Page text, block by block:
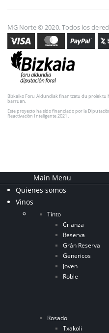
MG Norte © 2020. Todos los
Bizkaiko Foru Aldundiak finantzatu du proiektu
barruan.
Este proyecto ha sido financiado por la
Reactivación Inteligente 2021.
Main Menu
Quienes somos
Vinos
Tinto
Crianza
Reserva
Grán Reserva
Genericos
Joven
Roble
Rosado
Txakoli